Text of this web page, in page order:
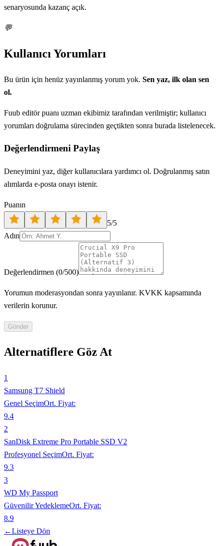
senaryosunda kazanç açık.
💬
Kullanıcı Yorumları
Bu ürün için henüz yayınlanmış yorum yok. Sen yaz, ilk olan sen
ol.
Fuub editör puanı uzman ekibimiz tarafından verilmiştir; kullanıcı
yorumları doğrulama sürecinden geçtikten sonra burada listelenecek.
Değerlendirmeni Paylaş
Deneyimini yaz, diğer kullanıcılara yardımcı ol. Doğrulanmış satın
alımlarda e-posta onayı istenir.
Puanın
5/5
Adın
Değerlendirmen (0/500)
Yorumun moderasyondan sonra yayınlanır. KVKK kapsamında
verilerin korunur.
Gönder
Alternatiflere Göz At
1
Samsung T7 Shield
Genel SeçimOrt. Fiyat:
9.4
2
SanDisk Extreme Pro Portable SSD V2
Profesyonel SeçimOrt. Fiyat:
9.3
3
WD My Passport
Güvenilir YedeklemeOrt. Fiyat:
8.9
←Listeye Dön